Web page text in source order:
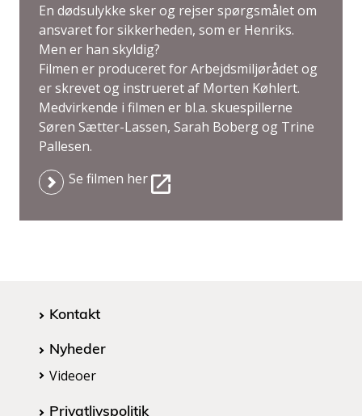
En dødsulykke sker og rejser spørgsmålet om
ansvaret for sikkerheden, som er Henriks.
Men er han skyldig?
Filmen er produceret for Arbejdsmiljørådet og
er skrevet og instrueret af Morten Køhlert.
Medvirkende i filmen er bl.a. skuespillerne
Søren Sætter-Lassen, Sarah Boberg og Trine
Pallesen.
Se filmen her
Kontakt
Nyheder
Videoer
Privatlivspolitik